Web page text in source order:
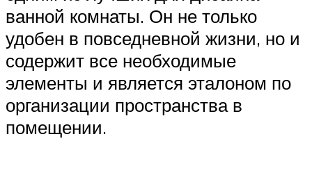
ванной комнаты. Он не только
удобен в повседневной жизни, но и
содержит все необходимые
элементы и является эталоном по
организации пространства в
помещении.